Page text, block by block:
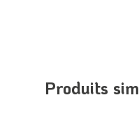
Produits